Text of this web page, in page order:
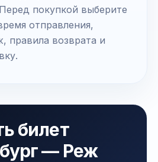
покупкой выберите
отправления,
правила возврата и
билет
— Реж